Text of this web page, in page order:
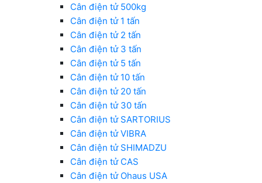
Cân điện tử 500kg
Cân điện tử 1 tấn
Cân điện tử 2 tấn
Cân điện tử 3 tấn
Cân điện tử 5 tấn
Cân điện tử 10 tấn
Cân điện tử 20 tấn
Cân điện tử 30 tấn
Cân điện tử SARTORIUS
Cân điện tử VIBRA
Cân điện tử SHIMADZU
Cân điện tử CAS
Cân điện tử Ohaus USA